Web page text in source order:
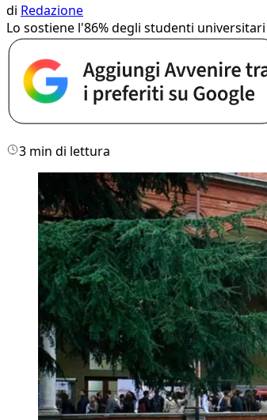
di Redazione
Lo sostiene l'86% degli studenti
3 min di lettura